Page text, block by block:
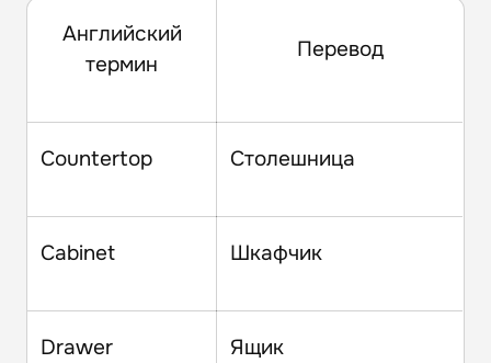
Английский
термин
Перевод
Countertop Столешница
Cabinet Шкафчик
Drawer Ящик